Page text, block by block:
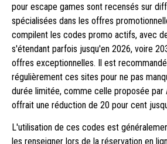
pour escape games sont recensés sur
spécialisées dans les offres
compilent les codes promo actifs, avec
s'étendant parfois jusqu'en 2026, voire
offres exceptionnelles. Il est
régulièrement ces sites pour ne pas
durée limitée, comme celle proposée par
offrait une réduction de 20 pour cent
L'utilisation de ces codes est
les renseigner lors de la réservation en